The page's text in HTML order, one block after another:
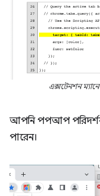
এক্সটেনশন
আপনি পপআপ
পারেন।